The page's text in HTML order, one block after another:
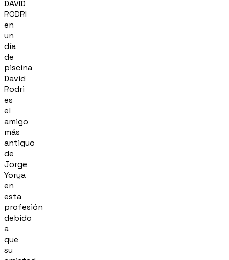
DAVID
RODRI
en
un
día
de
piscina
David
Rodri
es
el
amigo
más
antiguo
de
Jorge
Yorya
en
esta
profesión
debido
a
que
su